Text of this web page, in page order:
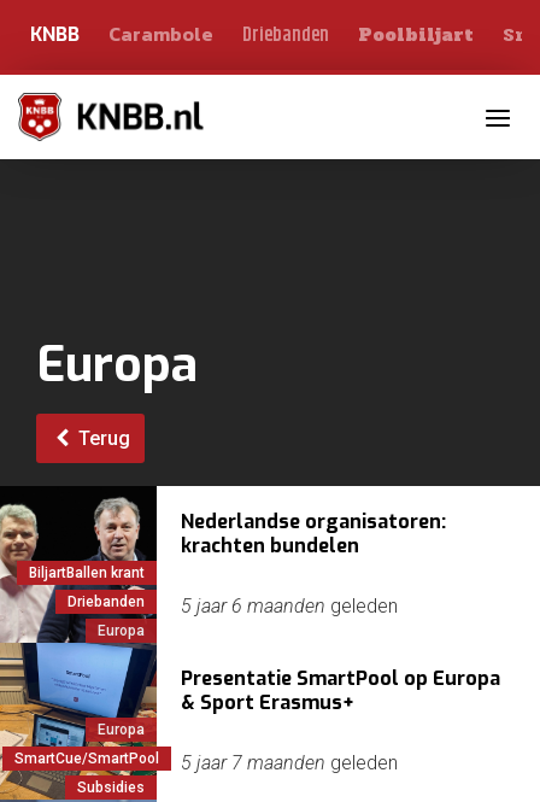
KNBB Carambole Driebanden Poolbiljart
Europa
Terug
BiljartBallen krant
Driebanden
Europa
Nederlandse organisatoren:
krachten bundelen
5 jaar 6 maanden geleden
Europa
SmartCue/SmartPool
Subsidies
Presentatie SmartPool op Europa
& Sport Erasmus+
5 jaar 7 maanden geleden